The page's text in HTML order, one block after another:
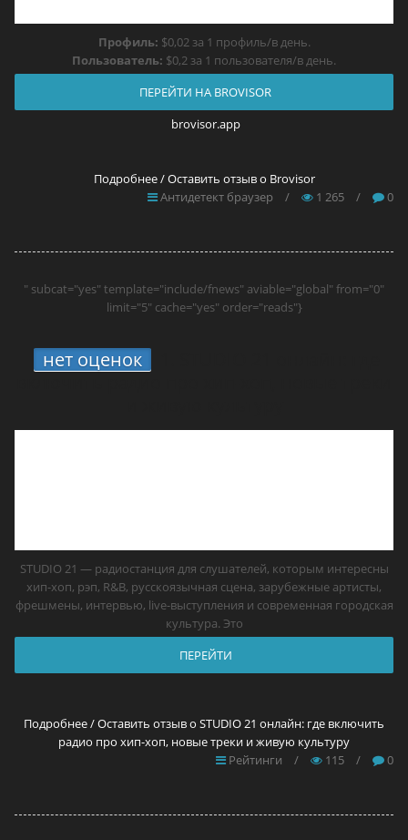
Профиль: $0,02 за 1 профиль/в день.
Пользователь: $0,2 за 1 пользователя/в день.
ПЕРЕЙТИ НА BROVISOR
brovisor.app
Подробнее / Оставить отзыв о Brovisor
Антидетект браузер
/ 1 265 / 0
" subcat="yes" template="include/fnews" aviable="global" from="0"
limit="5" cache="yes" order="reads"}
нет оценок
STUDIO 21 — радиостанция для слушателей, которым интересны
хип-хоп, рэп, R&B, русскоязычная сцена, зарубежные артисты,
фрешмены, интервью, live-выступления и современная городская
культура. Это
ПЕРЕЙТИ
Подробнее / Оставить отзыв о STUDIO 21 онлайн: где включить
радио про хип-хоп, новые треки и живую культуру
Рейтинги
/ 115 / 0